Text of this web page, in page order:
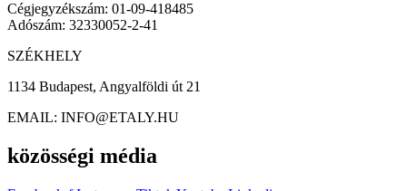
Cégjegyzékszám: 01-09-418485
Adószám: 32330052-2-41
SZÉKHELY
1134 Budapest, Angyalföldi út 21
EMAIL: INFO@ETALY.HU
közösségi média